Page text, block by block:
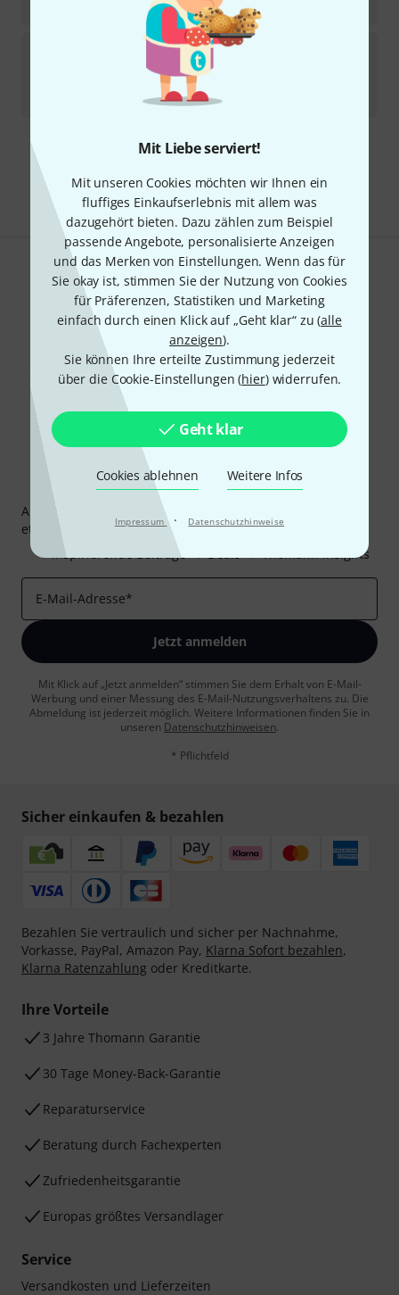
Mit Liebe serviert!
Mit unseren Cookies möchten wir Ihnen ein
fluffiges Einkaufserlebnis mit allem was
dazugehört bieten. Dazu zählen zum Beispiel
passende Angebote, personalisierte Anzeigen
und das Merken von Einstellungen. Wenn das für
Sie okay ist, stimmen Sie der Nutzung von Cookies
für Präferenzen, Statistiken und Marketing
einfach durch einen Klick auf „Geht klar“ zu (alle
anzeigen).
Sie können Ihre erteilte Zustimmung jederzeit
über die Cookie-Einstellungen (hier) widerrufen.
Geht klar
Cookies ablehnen Weitere Infos
Impressum · Datenschutzhinweise
€
NeumannBCM 705
22
Sofort lieferbar
€
Kostenloser Versand ab 29 €
Alle Preise inkl. MwSt.
Gefällt Ihnen, was Sie sehen?
Teilen Hilfe & Feedback
Thomann Newsletter
Abonniere den Thomann Newsletter und gewinne mit
etwas Glück einen von50 Gutscheinenüber jeweils
Inspirierende Beiträge
Deals Thomann Insights
E-Mail-Adresse*
Jetzt anmelden
Mit Klick auf „Jetzt anmelden“ stimmen Sie dem Erhalt von E-Mail-
Werbung und einer Messung des E-Mail-Nutzungsverhaltens zu. Die
Abmeldung ist jederzeit möglich. Weitere Informationen finden Sie in
unseren Datenschutzhinweisen.
* Pflichtfeld
Sicher einkaufen & bezahlen
Bezahlen Sie vertraulich und sicher per Nachnahme,
Vorkasse, PayPal, Amazon Pay, Klarna Sofort bezahlen,
Klarna Ratenzahlung oder Kreditkarte.
Ihre Vorteile
3 Jahre Thomann Garantie
30 Tage Money-Back-Garantie
Reparaturservice
Beratung durch Fachexperten
Zufriedenheitsgarantie
Europas größtes Versandlager
Service
Versandkosten und Lieferzeiten